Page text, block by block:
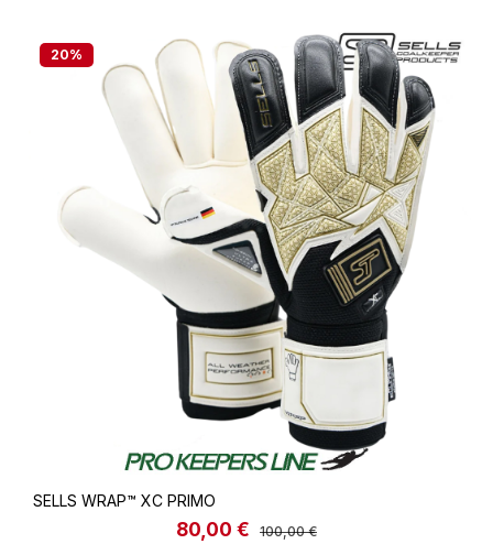
20%
SELLS WRAP™ XC PRIMO
Verkaufspreis:
80,00 € Regulärer Preis:
100,00 €